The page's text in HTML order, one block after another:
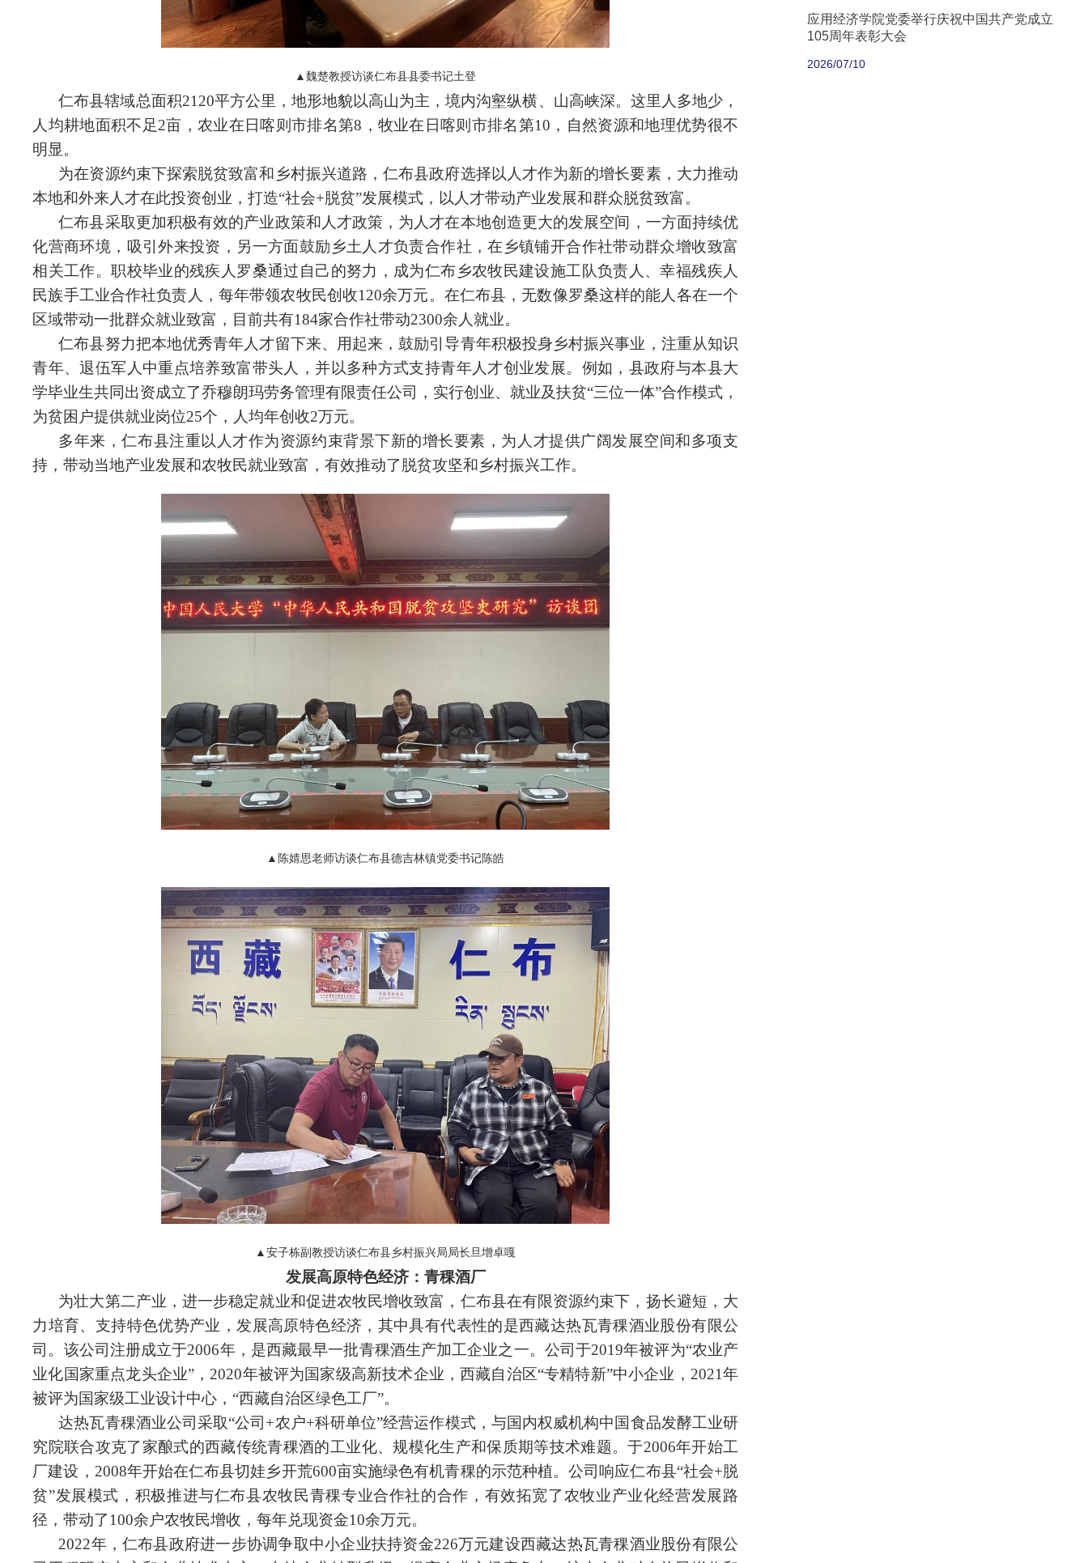
▲魏楚教授访谈仁布县县委书记土登
仁布县辖域总面积2120平方公里，地形地貌以高山为主，境内沟壑纵横、山高峡深。这里人多地少，
人均耕地面积不足2亩，农业在日喀则市排名第8，牧业在日喀则市排名第10，自然资源和地理优势很不
明显。
为在资源约束下探索脱贫致富和乡村振兴道路，仁布县政府选择以人才作为新的增长要素，大力推动
本地和外来人才在此投资创业，打造“社会+脱贫”发展模式，以人才带动产业发展和群众脱贫致富。
仁布县采取更加积极有效的产业政策和人才政策，为人才在本地创造更大的发展空间，一方面持续优
化营商环境，吸引外来投资，另一方面鼓励乡土人才负责合作社，在乡镇铺开合作社带动群众增收致富
相关工作。职校毕业的残疾人罗桑通过自己的努力，成为仁布乡农牧民建设施工队负责人、幸福残疾人
民族手工业合作社负责人，每年带领农牧民创收120余万元。在仁布县，无数像罗桑这样的能人各在一个
区域带动一批群众就业致富，目前共有184家合作社带动2300余人就业。
仁布县努力把本地优秀青年人才留下来、用起来，鼓励引导青年积极投身乡村振兴事业，注重从知识
青年、退伍军人中重点培养致富带头人，并以多种方式支持青年人才创业发展。例如，县政府与本县大
学毕业生共同出资成立了乔穆朗玛劳务管理有限责任公司，实行创业、就业及扶贫“三位一体”合作模式，
为贫困户提供就业岗位25个，人均年创收2万元。
多年来，仁布县注重以人才作为资源约束背景下新的增长要素，为人才提供广阔发展空间和多项支
持，带动当地产业发展和农牧民就业致富，有效推动了脱贫攻坚和乡村振兴工作。
▲陈婧思老师访谈仁布县德吉林镇党委书记陈皓
▲安子栋副教授访谈仁布县乡村振兴局局长旦增卓嘎
发展高原特色经济：青稞酒厂
为壮大第二产业，进一步稳定就业和促进农牧民增收致富，仁布县在有限资源约束下，扬长避短，大
力培育、支持特色优势产业，发展高原特色经济，其中具有代表性的是西藏达热瓦青稞酒业股份有限公
司。该公司注册成立于2006年，是西藏最早一批青稞酒生产加工企业之一。公司于2019年被评为“农业产
业化国家重点龙头企业”，2020年被评为国家级高新技术企业，西藏自治区“专精特新”中小企业，2021年
被评为国家级工业设计中心，“西藏自治区绿色工厂”。
达热瓦青稞酒业公司采取“公司+农户+科研单位”经营运作模式，与国内权威机构中国食品发酵工业研
究院联合攻克了 家酿式的西藏传统青稞酒的工业化、规模化生产和保质期等技术难题。于2006年开始工
厂建设，2008年开始在仁布县切娃乡开荒600亩实施绿色有机青稞的示范种植。公司响应仁布县“社会+脱
贫”发展模式，积极推进与仁布县农牧民青稞专业合作社的合作，有效拓宽了农牧业产业化经营发展路
径，带动了100余户农牧民增收，每年兑现资金10余万元。
2022年，仁布县政府进一步协调争取中小企业扶持资金226万元建设西藏达热瓦青稞酒业股份有限公
应用经济学院党委举行庆祝中国共产党成立
105周年表彰大会
2026/07/10